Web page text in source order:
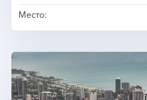
Место: